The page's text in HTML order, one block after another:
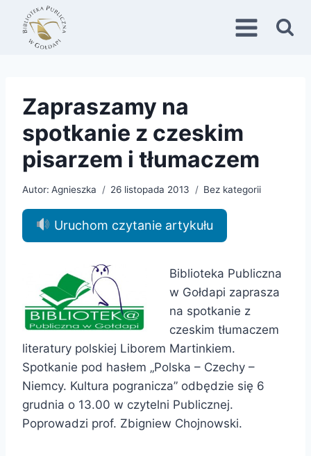
Przejdź
treści
Zapraszamy na
spotkanie z czeskim
pisarzem i tłumaczem
Autor: Agnieszka 26 listopada 2013 Bez kategorii
Uruchom czytanie artykułu
Biblioteka Publiczna
w Gołdapi zaprasza
na spotkanie z
czeskim tłumaczem
literatury polskiej Liborem Martinkiem.
Spotkanie pod hasłem „Polska – Czechy –
Niemcy. Kultura pogranicza” odbędzie się 6
grudnia o 13.00 w czytelni Publicznej.
Poprowadzi prof. Zbigniew Chojnowski.